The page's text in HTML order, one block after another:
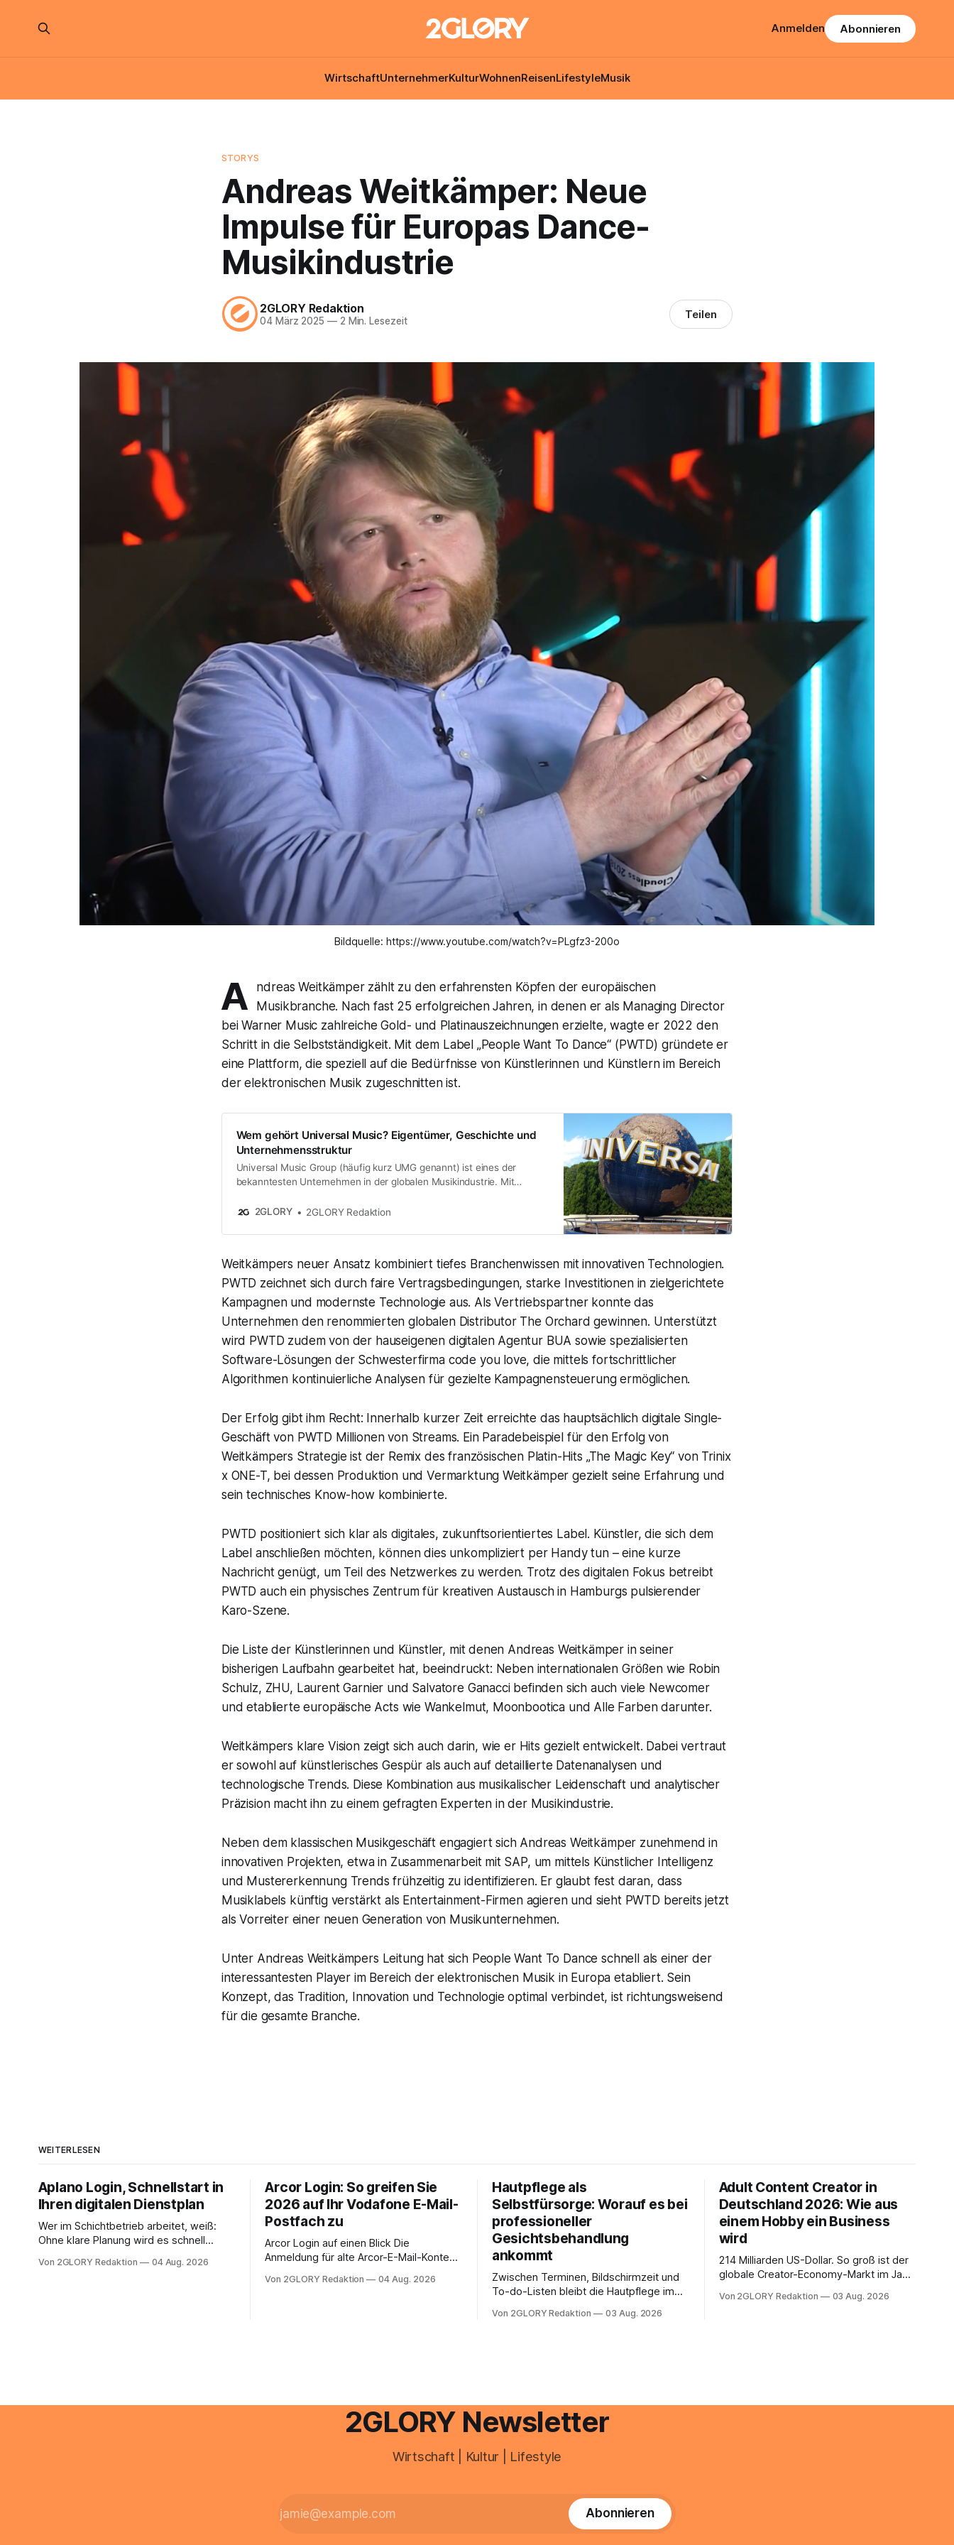
WirtschaftUnternehmerKulturWohnenReisenLifestyleMusik
Anmelden Abonnieren
STORYS
Andreas Weitkämper: Neue
Impulse für Europas Dance-
Musikindustrie
2GLORY Redaktion
04 März 2025 —2 Min. Lesezeit Teilen
Bildquelle: https://www.youtube.com/watch?v=PLgfz3-200o
A
ndreas Weitkämper zählt zu den erfahrensten Köpfen der europäischen
Musikbranche. Nach fast 25 erfolgreichen Jahren, in denen er als Managing Director
bei Warner Music zahlreiche Gold- und Platinauszeichnungen erzielte, wagte er 2022 den
Schritt in die Selbstständigkeit. Mit dem Label „People Want To Dance“ (PWTD) gründete er
eine Plattform, die speziell auf die Bedürfnisse von Künstlerinnen und Künstlern im Bereich
der elektronischen Musik zugeschnitten ist.
Wem gehört Universal Music? Eigentümer, Geschichte und
Unternehmensstruktur
Universal Music Group (häufig kurz UMG genannt) ist eines der
bekanntesten Unternehmen in der globalen Musikindustrie. Mit
zählt UMG seit Jahren zu den größten Playern am Markt und prägt,
Hip-Hop oder
2GLORY 2GLORY Redaktion
Weitkämpers neuer Ansatz kombiniert tiefes Branchenwissen mit innovativen Technologien.
PWTD zeichnet sich durch faire Vertragsbedingungen, starke Investitionen in zielgerichtete
Kampagnen und modernste Technologie aus. Als Vertriebspartner konnte das
Unternehmen den renommierten globalen Distributor The Orchard gewinnen. Unterstützt
wird PWTD zudem von der hauseigenen digitalen Agentur BUA sowie spezialisierten
Software-Lösungen der Schwesterfirma code you love, die mittels fortschrittlicher
Algorithmen kontinuierliche Analysen für gezielte Kampagnensteuerung ermöglichen.
Der Erfolg gibt ihm Recht: Innerhalb kurzer Zeit erreichte das hauptsächlich digitale Single-
Geschäft von PWTD Millionen von Streams. Ein Paradebeispiel für den Erfolg von
Weitkämpers Strategie ist der Remix des französischen Platin-Hits „The Magic Key“ von Trinix
x ONE-T, bei dessen Produktion und Vermarktung Weitkämper gezielt seine Erfahrung und
sein technisches Know-how kombinierte.
PWTD positioniert sich klar als digitales, zukunftsorientiertes Label. Künstler, die sich dem
Label anschließen möchten, können dies unkompliziert per Handy tun – eine kurze
Nachricht genügt, um Teil des Netzwerkes zu werden. Trotz des digitalen Fokus betreibt
PWTD auch ein physisches Zentrum für kreativen Austausch in Hamburgs pulsierender
Karo-Szene.
Die Liste der Künstlerinnen und Künstler, mit denen Andreas Weitkämper in seiner
bisherigen Laufbahn gearbeitet hat, beeindruckt: Neben internationalen Größen wie Robin
Schulz, ZHU, Laurent Garnier und Salvatore Ganacci befinden sich auch viele Newcomer
und etablierte europäische Acts wie Wankelmut, Moonbootica und Alle Farben darunter.
Weitkämpers klare Vision zeigt sich auch darin, wie er Hits gezielt entwickelt. Dabei vertraut
er sowohl auf künstlerisches Gespür als auch auf detaillierte Datenanalysen und
technologische Trends. Diese Kombination aus musikalischer Leidenschaft und analytischer
Präzision macht ihn zu einem gefragten Experten in der Musikindustrie.
Neben dem klassischen Musikgeschäft engagiert sich Andreas Weitkämper zunehmend in
innovativen Projekten, etwa in Zusammenarbeit mit SAP, um mittels Künstlicher Intelligenz
und Mustererkennung Trends frühzeitig zu identifizieren. Er glaubt fest daran, dass
Musiklabels künftig verstärkt als Entertainment-Firmen agieren und sieht PWTD bereits jetzt
als Vorreiter einer neuen Generation von Musikunternehmen.
Unter Andreas Weitkämpers Leitung hat sich People Want To Dance schnell als einer der
interessantesten Player im Bereich der elektronischen Musik in Europa etabliert. Sein
Konzept, das Tradition, Innovation und Technologie optimal verbindet, ist richtungsweisend
für die gesamte Branche.
WEITERLESEN
Aplano Login, Schnellstart in
Ihren digitalen Dienstplan
Wer im Schichtbetrieb arbeitet, weiß:
Ohne klare Planung wird es schnell
zentraler Zugangspunkt, um dienstpläne,
Von 2GLORY Redaktion 04 Aug. 2026
Arcor Login: So greifen Sie
2026 auf Ihr Vodafone E-Mail-
Postfach zu
Arcor Login auf einen Blick Die
Anmeldung für alte Arcor-E-Mail-Konten
noch eine e mail adresse mit der Endung
Von 2GLORY Redaktion 04 Aug. 2026
Hautpflege als
Selbstfürsorge: Worauf es bei
professioneller
Gesichtsbehandlung
ankommt
Zwischen Terminen, Bildschirmzeit und
To-do-Listen bleibt die Hautpflege im
schnell abschminken, morgens eine
Unreinheiten. Professionelle
Von 2GLORY Redaktion 03 Aug. 2026
Adult Content Creator in
Deutschland 2026: Wie aus
einem Hobby ein Business
wird
214 Milliarden US-Dollar. So groß ist der
globale Creator-Economy-Markt im Jahr
22 Prozent. Was lange als
Von 2GLORY Redaktion 03 Aug. 2026
2GLORY Newsletter
Wirtschaft | Kultur | Lifestyle
Abonnieren